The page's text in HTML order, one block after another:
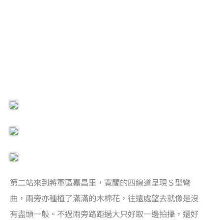
第二站來到將軍區嘉昌里，寬闊的四線道呈現Ｓ型彎
曲，兩旁亦種植了滿滿的木棉花，往遠處望去就像是沒
有盡頭一般。不過兩旁路距過大只好取一邊拍攝，還好